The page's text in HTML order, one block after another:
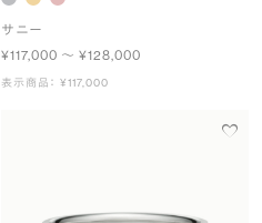
サニー
¥117,000 〜 ¥128,000
表示商品： ¥117,000